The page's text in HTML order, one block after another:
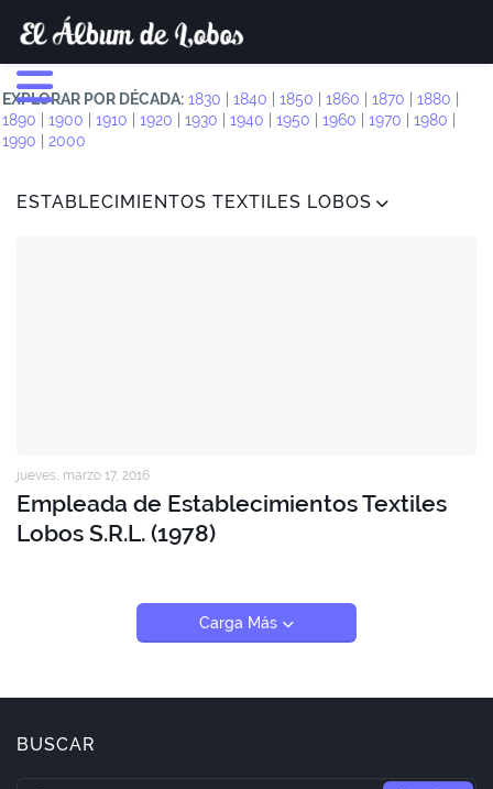
EXPLORAR POR DÉCADA: 1830 1840 1850 1860 1870 1880
1890
1900 1910 1920 1930 1940 1950 1960 1970 1980
1990
2000
ESTABLECIMIENTOS TEXTILES LOBOS
jueves, marzo 17, 2016
Empleada de Establecimientos Textiles
Lobos S.R.L. (1978)
Carga Más
BUSCAR